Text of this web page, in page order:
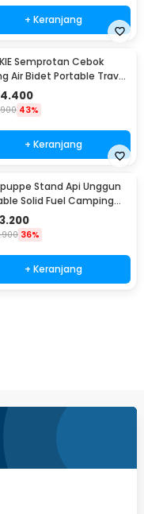
+ Keranjang
Semprotan Cebok
Air Bidet Portable Travel
560ml - WS500
43%
+ Keranjang
Stand Api Unggun
Solid Fuel Camping
EZ203
36%
+ Keranjang